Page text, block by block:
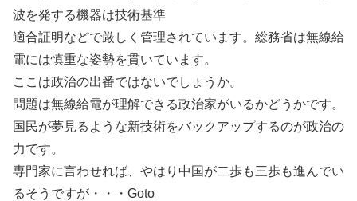
波を発する機器は技術基準
適合証明などで厳しく管理されています。総務省は無線給
電には慎重な姿勢を貫いています。
ここは政治の出番ではないでしょうか。
問題は無線給電が理解できる政治家がいるかどうかです。
国民が夢見るような新技術をバックアップするのが政治の
力です。
専門家に言わせれば、やはり中国が二歩も三歩も進んでい
るそうですが・・・Goto